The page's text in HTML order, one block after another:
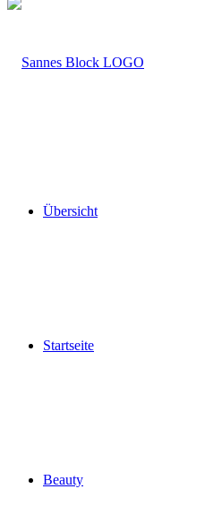
LOGO
Übersicht
Startseite
Beauty